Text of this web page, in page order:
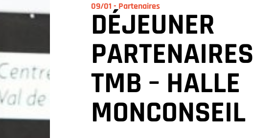
09/01 - Partenaires
DÉJEUNER
TMB – HALLE
MONCONSEIL